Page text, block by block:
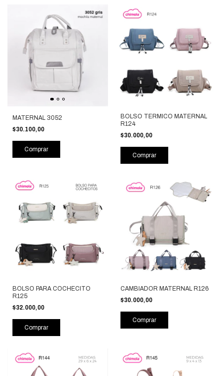
MATERNAL 3052
$30.100,00
Comprar
BOLSO TERMICO MATERNAL
R124
$30.000,00
Comprar
BOLSO PARA COCHECITO
R125
$32.000,00
Comprar
CAMBIADOR MATERNAL R126
$30.000,00
Comprar